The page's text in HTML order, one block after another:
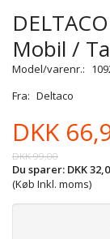
Mobil /
Model/varenr.:
Fra: Deltaco
DKK
DKK 99,00
Du sparer: DKK
(Køb Inkl. moms)